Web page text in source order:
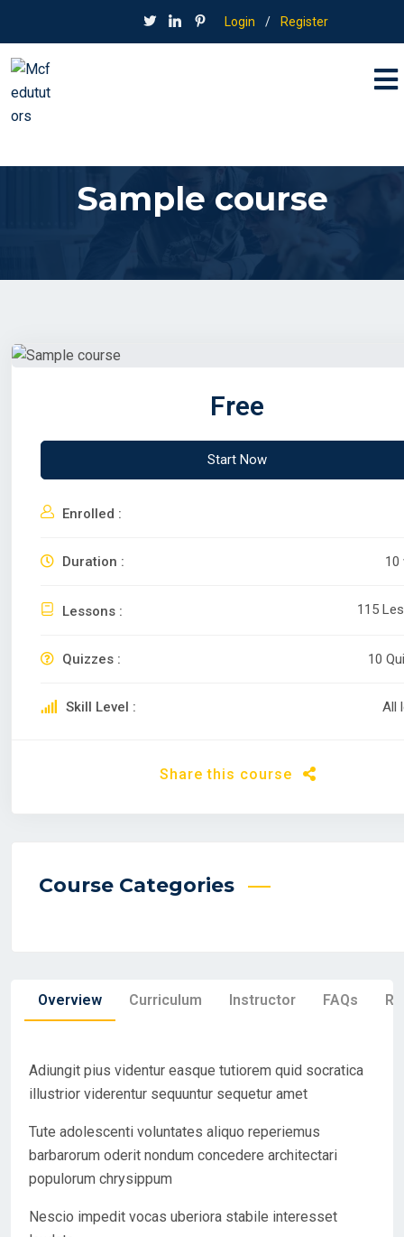
Login / Register
Sample course
Overview Curriculum Instructor FAQs
Adiungit pius videntur easque tutiorem quid socratica
illustrior viderentur sequuntur sequetur amet
Tute adolescenti voluntates aliquo reperiemus
barbarorum oderit nondum concedere architectari
populorum chrysippum
Nescio impedit vocas uberiora stabile interesset
Free
Start Now
Enrolled :
Duration : 10
Lessons : 115
Quizzes : 10
Skill Level : All
Share this course
Course Categories